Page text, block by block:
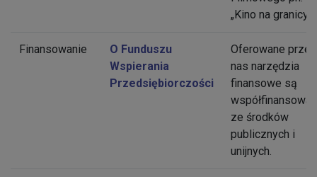
„Kino na granicy”.
Finansowanie
O Funduszu
Wspierania
Przedsiębiorczości
Oferowane przez
nas narzędzia
finansowe są
ze środków
publicznych i
unijnych.